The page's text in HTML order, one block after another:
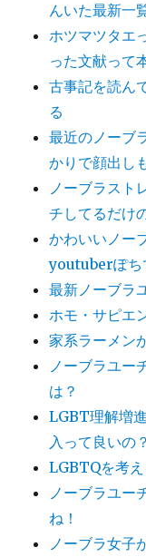
んいた最新一
ホツマツタエ
った文献って
古事記を読ん
る
最近のノーブ
かりで顔出し
ノーブラスト
チしてるだけ
かわいいノー
youtuberぽち
最新ノーブラ
ホモ・サピエ
家系ラーメン
ノーブラユー
は？
LGBT理解増
入って良いの？
LGBTQを考え
ノーブラユー
ね！
ノーブラ女子